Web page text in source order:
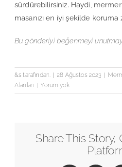
sürdürebilirsiniz. Haydi,
masanızı en iyi şekilde koruma
Bu gönderiyi beğenmeyi
&s tarafından. 28 Ağustos 2023
Alanları
Yorum yok
Share This Story,